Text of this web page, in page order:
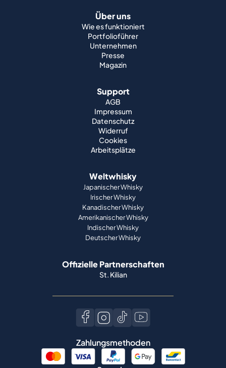
Über uns
Wie es funktioniert
Portfolioführer
Unternehmen
Presse
Magazin
Support
AGB
Impressum
Datenschutz
Widerruf
Cookies
Arbeitsplätze
Weltwhisky
Japanischer Whisky
Irischer Whisky
Kanadischer Whisky
Amerikanischer Whisky
Indischer Whisky
Deutscher Whisky
Offizielle Partnerschaften
St. Kilian
Zahlungsmethoden